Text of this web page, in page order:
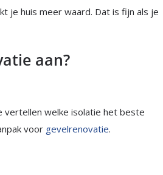
je huis meer waard. Dat is fijn als je
aan?
vertellen welke isolatie het beste
voor gevelrenovatie.